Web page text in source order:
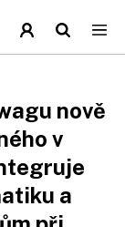
nově
v
a